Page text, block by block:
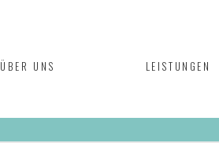
ÜBER UNS LEISTUNGEN